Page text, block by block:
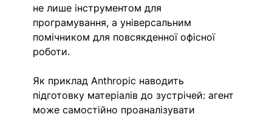
не лише інструментом для
програмування, а універсальним
помічником для повсякденної офісної
роботи.
Як приклад Anthropic наводить
підготовку матеріалів до зустрічей: агент
може самостійно проаналізувати